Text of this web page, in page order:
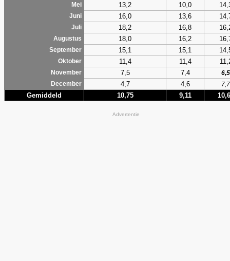
Mei 13,2 10,0
Juni 16,0 13,6
Juli 18,2 16,8
Augustus 18,0 16,2
September 15,1 15,1
Oktober 11,4 11,4
November 7,5 7,4
6,5
December
4,7 4,6 7,7
Gemiddeld 10,75 9,11
Advertentie